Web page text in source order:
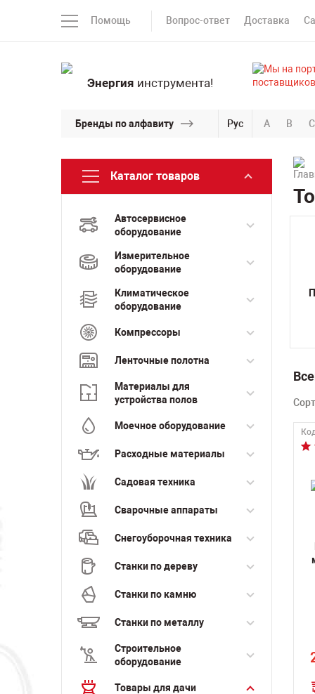
Помощь Вопрос-ответ Доставка
Энергия инструмента!
Бренды по алфавиту Рус A B C
Каталог товаров
Автосервисное
оборудование
Измерительное
оборудование
Климатическое
оборудование
Компрессоры
Ленточные полотна
Материалы для
устройства полов
Моечное оборудование
Расходные материалы
Садовая техника
Сварочные аппараты
Снегоуборочная техника
Станки по дереву
Станки по камню
Станки по металлу
Строительное
оборудование
Товары для дачи